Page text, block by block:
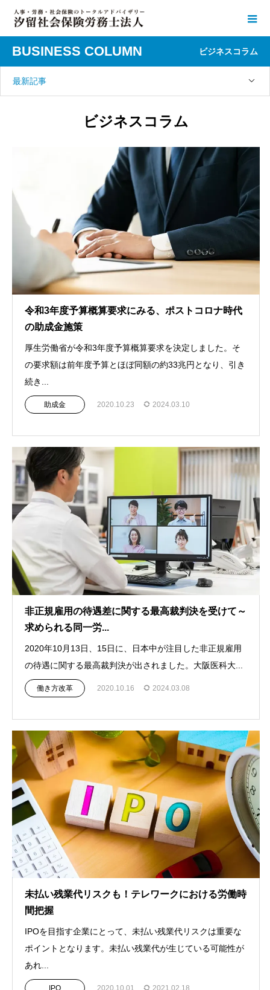
BUSINESS COLUMN ビジネスコラム
最新記事
ビジネスコラム
令和3年度予算概算要求にみる、ポストコロナ時代
の助成金施策
厚生労働省が令和3年度予算概算要求を決定しました。そ
の要求額は前年度予算とほぼ同額の約33兆円となり、引き
続き...
助成金 2020.10.23 2024.03.10
非正規雇用の待遇差に関する最高裁判決を受けて～
求められる同一労...
2020年10月13日、15日に、日本中が注目した非正規雇用
の待遇に関する最高裁判決が出されました。大阪医科大...
働き方改革 2020.10.16 2024.03.08
未払い残業代リスクも！テレワークにおける労働時
間把握
IPOを目指す企業にとって、未払い残業代リスクは重要な
ポイントとなります。未払い残業代が生じている可能性が
あれ...
IPO 2020.10.01 2021.02.18